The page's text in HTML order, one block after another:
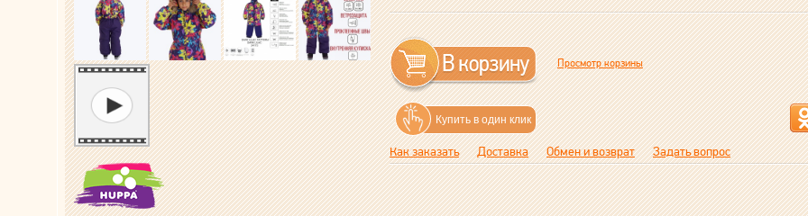
Просмотр корзины
Купить в один клик
Как заказать Доставка Обмен и возврат Задать вопрос